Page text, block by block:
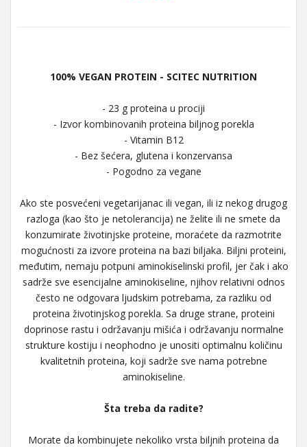
100% VEGAN PROTEIN - SCITEC NUTRITION
- 23 g proteina u prociji
- Izvor kombinovanih proteina biljnog porekla
- Vitamin B12
- Bez šećera, glutena i konzervansa
- Pogodno za vegane
Ako ste posvećeni vegetarijanac ili vegan, ili iz nekog drugog
razloga (kao što je netolerancija) ne želite ili ne smete da
konzumirate životinjske proteine, moraćete da razmotrite
mogućnosti za izvore proteina na bazi biljaka. Biljni proteini,
međutim, nemaju potpuni aminokiselinski profil, jer čak i ako
sadrže sve esencijalne aminokiseline, njihov relativni odnos
često ne odgovara ljudskim potrebama, za razliku od
proteina životinjskog porekla. Sa druge strane, proteini
doprinose rastu i održavanju mišića i održavanju normalne
strukture kostiju i neophodno je unositi optimalnu količinu
kvalitetnih proteina, koji sadrže sve nama potrebne
aminokiseline.
Šta treba da radite?
Morate da kombinujete nekoliko vrsta biljnih proteina da